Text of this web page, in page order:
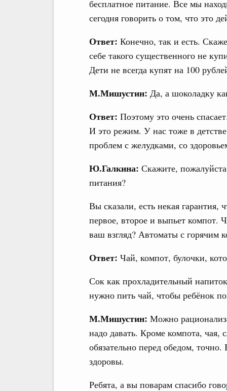
бесплатное питание. Все мы
сегодня говорить о том, что это
Ответ: Конечно, так и есть.
себе такого существенного не
Дети не всегда купят на 100
М.Мишустин: Да, а шоколадку
Ответ: Поэтому это очень
И это режим. У нас тоже в
проблем с желудками, со
Ю.Галкина: Скажите,
питания?
Вы сказали, есть некая
первое, второе и выпьет компот.
ваш взгляд? Автоматы с горячим
Ответ: Чай, компот, булочки,
Сок как прохладительный
нужно пить чай, чтобы ребёнок
М.Мишустин: Можно
надо давать. Кроме компота, чая,
обязательно перед обедом, точно.
здоровы.
Ребята, а вы поварам спасибо